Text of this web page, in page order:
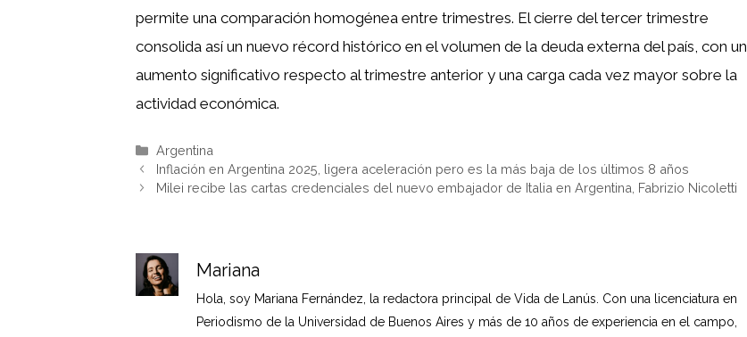
permite una comparación homogénea entre trimestres. El cierre del tercer trimestre
consolida así un nuevo récord histórico en el volumen de la deuda externa del país, con un
aumento significativo respecto al trimestre anterior y una carga cada vez mayor sobre la
actividad económica.
Categorías
Argentina
Inflación en Argentina 2025, ligera aceleración pero es la más baja de los últimos 8 años
Milei recibe las cartas credenciales del nuevo embajador de Italia en Argentina, Fabrizio Nicoletti
Mariana
Hola, soy Mariana Fernández, la redactora principal de Vida de Lanús. Con una licenciatura en
Periodismo de la Universidad de Buenos Aires y más de 10 años de experiencia en el campo,